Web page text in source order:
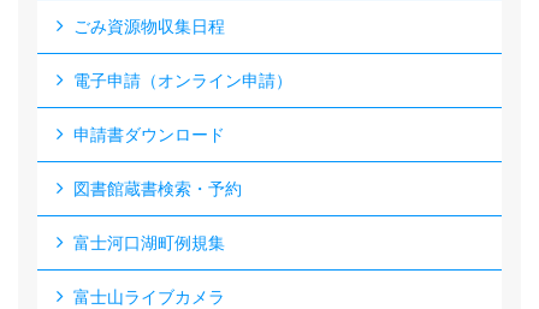
ごみ資源物収集日程
電子申請（オンライン申請）
申請書ダウンロード
図書館蔵書検索・予約
富士河口湖町例規集
富士山ライブカメラ